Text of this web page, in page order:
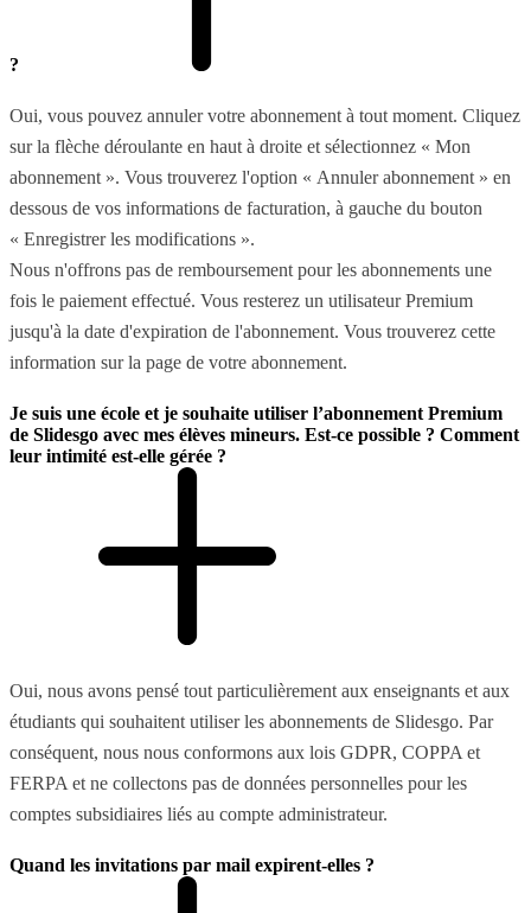
?
Oui, vous pouvez annuler votre abonnement à tout moment. Cliquez
sur la flèche déroulante en haut à droite et sélectionnez « Mon
abonnement ». Vous trouverez l'option « Annuler abonnement » en
dessous de vos informations de facturation, à gauche du bouton
« Enregistrer les modifications ».
Nous n'offrons pas de remboursement pour les abonnements une
fois le paiement effectué. Vous resterez un utilisateur Premium
jusqu'à la date d'expiration de l'abonnement. Vous trouverez cette
information sur la page de votre abonnement.
Je suis une école et je souhaite utiliser l’abonnement Premium
de Slidesgo avec mes élèves mineurs. Est-ce possible ? Comment
leur intimité est-elle gérée ?
Oui, nous avons pensé tout particulièrement aux enseignants et aux
étudiants qui souhaitent utiliser les abonnements de Slidesgo. Par
conséquent, nous nous conformons aux lois GDPR, COPPA et
FERPA et ne collectons pas de données personnelles pour les
comptes subsidiaires liés au compte administrateur.
Quand les invitations par mail expirent-elles ?